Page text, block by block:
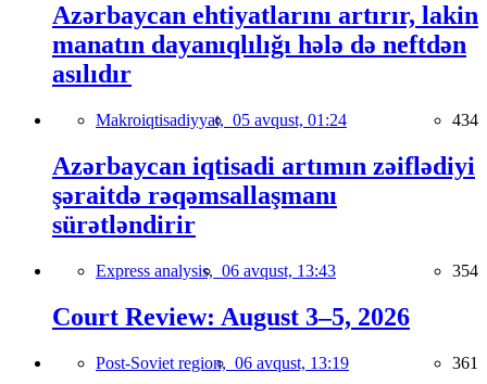
Azərbaycan ehtiyatlarını artırır, lakin
manatın dayanıqlılığı hələ də neftdən
asılıdır
Makroiqtisadiyyat, 05 avqust, 01:24 434
Azərbaycan iqtisadi artımın zəiflədiyi
şəraitdə rəqəmsallaşmanı
sürətləndirir
Express analysis, 06 avqust, 13:43 354
Court Review: August 3–5, 2026
Post-Soviet region, 06 avqust, 13:19 361